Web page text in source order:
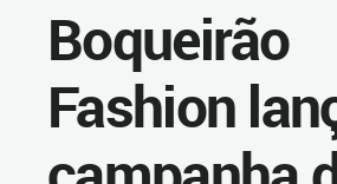
Boqueirão
Fashion